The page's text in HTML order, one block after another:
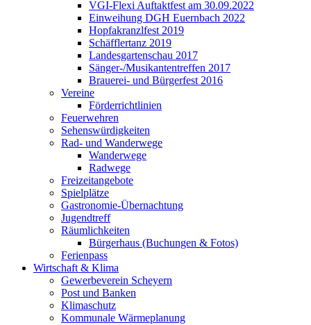
VGI-Flexi Auftaktfest am 30.09.2022
Einweihung DGH Euernbach 2022
Hopfakranzlfest 2019
Schäfflertanz 2019
Landesgartenschau 2017
Sänger-/Musikantentreffen 2017
Brauerei- und Bürgerfest 2016
Vereine
Förderrichtlinien
Feuerwehren
Sehenswürdigkeiten
Rad- und Wanderwege
Wanderwege
Radwege
Freizeitangebote
Spielplätze
Gastronomie-Übernachtung
Jugendtreff
Räumlichkeiten
Bürgerhaus (Buchungen & Fotos)
Ferienpass
Wirtschaft & Klima
Gewerbeverein Scheyern
Post und Banken
Klimaschutz
Kommunale Wärmeplanung